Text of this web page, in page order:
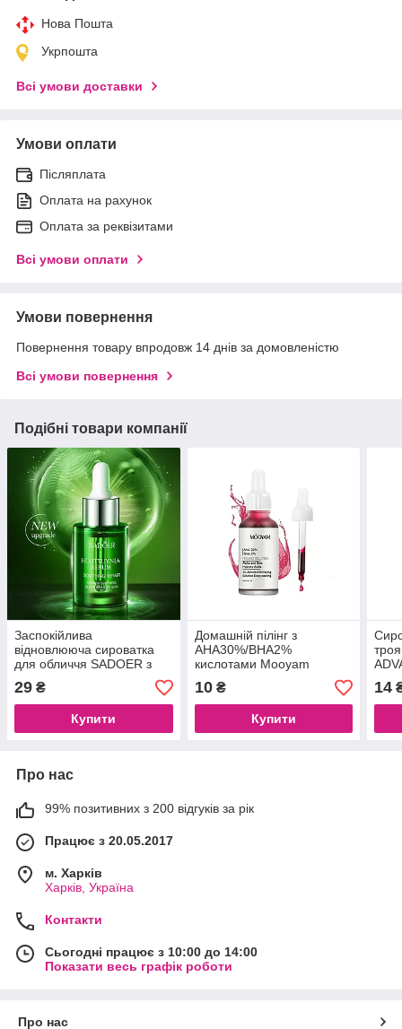
Нова Пошта
Укрпошта
Всі умови доставки
Умови оплати
Післяплата
Оплата на рахунок
Оплата за реквізитами
Всі умови оплати
Умови повернення
Повернення товару впродовж 14 днів за домовленістю
Всі умови повернення
Подібні товари компанії
Заспокійлива
відновлююча сироватка
для обличчя SADOER з
екстрактом квітки
хауттюйнії (98%), 30 мл
29 ₴
Купити
Домашній пілінг з
AHA30%/BHA2%
кислотами Mooyam
Peeling Solution, 30 ml
10₴
Купити
14
Про нас
99% позитивних з 200 відгуків за рік
Працює з 20.05.2017
м. Харків
Харків, Україна
Контакти
Сьогодні працює з 10:00 до 14:00
Показати весь графік роботи
Про нас